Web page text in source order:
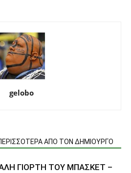
gelobo
ΑΠΟ ΤΟΝ ΔΗΜΙΟΥΡΓΟ
ΓΙΟΡΤΗ ΤΟΥ ΜΠΑΣΚΕΤ –